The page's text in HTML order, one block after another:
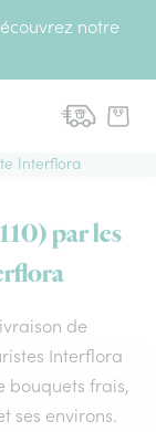
notre
Interflora
par les
de
Interflora
bouquets frais,
ses environs.